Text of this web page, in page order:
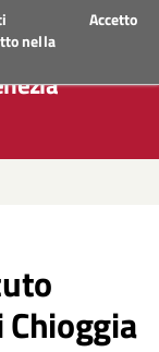
nella
Accetto